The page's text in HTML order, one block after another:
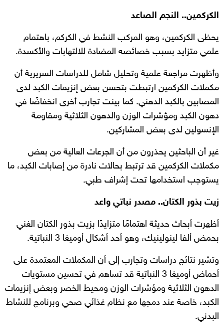
الكركمين.. النجم الصاعد
يحظى الكركمين، وهو المركب النشط في الكركم، باهتمام
علمي متزايد بسبب خصائصه المضادة للالتهابات والأكسدة.
وأظهرت مراجعة علمية وتحليل شامل للدراسات السريرية أن
مكملات الكركمين ارتبطت بتحسن بعض إنزيمات الكبد لدى
المصابين بالكبد الدهني. كما بينت تجارب أخرى انخفاضًا في
دهون الكبد ومؤشرات الوزن والدهون الثلاثية ومقاومة
الإنسولين لدى بعض المشاركين.
غير أن الباحثين يحذرون من أن الجرعات العالية من بعض
مكملات الكركمين قد ترتبط بحالات نادرة من إصابات الكبد، ما
يستوجب استخدامها تحت إشراف طبي.
زيت بذور الكتان.. مصدر نباتي واعد
أظهرت أبحاث حديثة اهتمامًا متزايدًا بزيت بذور الكتان الغني
بحمض ألفا لينولينيك، وهو أحد أشكال أوميغا 3 النباتية.
وتشير نتائج دراسات وتجارب إلى أن المكملات المعتمدة على
أحماض أوميغا 3 النباتية قد تساهم في تحسين مستويات
الدهون الثلاثية ومؤشرات الوزن ومحيط الخصر وبعض إنزيمات
الكبد، خاصة عند دمجها مع نظام غذائي صحي وبرنامج للنشاط
البدني.